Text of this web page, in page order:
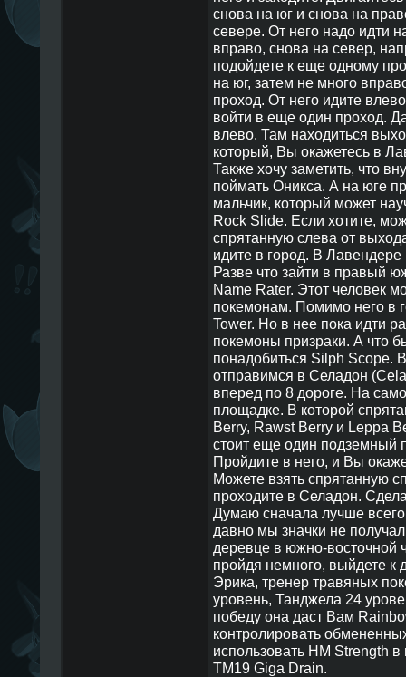
снова на юг и снова на
севере. От него надо идти
вправо, снова на север,
подойдете к еще одному
на юг, затем не много
проход. От него идите
войти в еще один проход.
влево. Там находиться
который, Вы окажетесь в
Также хочу заметить, что
поймать Оникса. А на юге
мальчик, который может
Rock Slide. Если хотите,
спрятанную слева от
идите в город. В
Разве что зайти в правый
Name Rater. Этот человек
покемонам. Помимо него в
Tower. Но в нее пока идти
покемоны призраки. А что
понадобиться Silph Scope.
отправимся в Селадон
вперед по 8 дороге. На
площадке. В которой
Berry, Rawst Berry и Leppa
стоит еще один подземный
Пройдите в него, и Вы
Можете взять спрятанную
проходите в Селадон.
Думаю сначала лучше
давно мы значки не
деревце в южно-восточной
пройдя немного, выйдете к
Эрика, тренер травяных
уровень, Танджела 24
победу она даст Вам
контролировать
использовать HM Strength
TM19 Giga Drain.